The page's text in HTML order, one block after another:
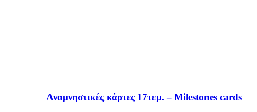
Αναμνηστικές κάρτες 17τεμ. – Milestones cards